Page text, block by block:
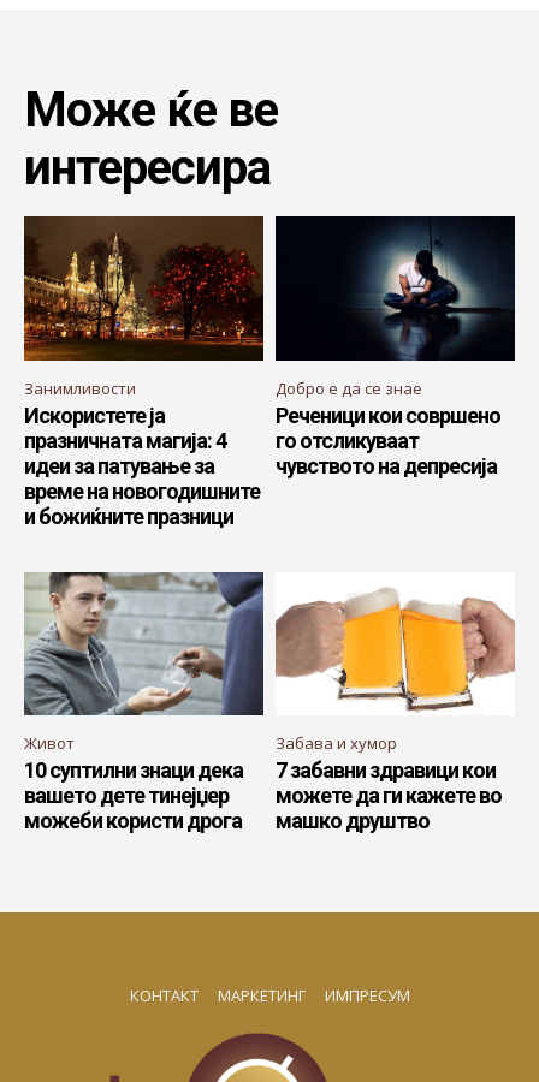
Може ќе ве
интересира
Занимливости
Искористете ја
празничната магија: 4
идеи за патување за
време на новогодишните
и божиќните празници
Добро е да се знае
Реченици кои совршено
го отсликуваат
чувството на депресија
Живот
10 суптилни знаци дека
вашето дете тинејџер
можеби користи дрога
Забава и хумор
7 забавни здравици кои
можете да ги кажете во
машко друштво
КОНТАКТ МАРКЕТИНГ ИМПРЕСУМ